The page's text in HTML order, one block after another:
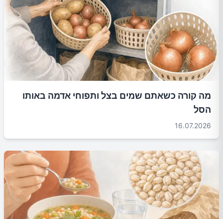
מה קורה כשאתם שמים בצל ותפוחי אדמה באותו
הסל
16.07.2026